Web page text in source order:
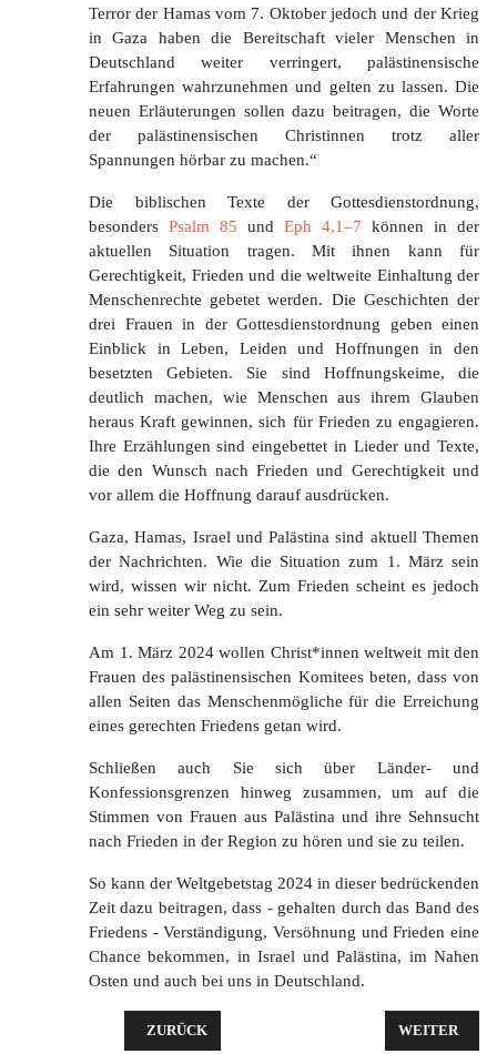
Terror der Hamas vom 7. Oktober jedoch und der Krieg
in Gaza haben die Bereitschaft vieler Menschen in
Deutschland weiter verringert, palästinensische
Erfahrungen wahrzunehmen und gelten zu lassen. Die
neuen Erläuterungen sollen dazu beitragen, die Worte
der palästinensischen Christinnen trotz aller
Spannungen hörbar zu machen.“
Die biblischen Texte der Gottesdienstordnung,
besonders Psalm 85 und Eph 4,1–7 können in der
aktuellen Situation tragen. Mit ihnen kann für
Gerechtigkeit, Frieden und die weltweite Einhaltung der
Menschenrechte gebetet werden. Die Geschichten der
drei Frauen in der Gottesdienstordnung geben einen
Einblick in Leben, Leiden und Hoffnungen in den
besetzten Gebieten. Sie sind Hoffnungskeime, die
deutlich machen, wie Menschen aus ihrem Glauben
heraus Kraft gewinnen, sich für Frieden zu engagieren.
Ihre Erzählungen sind eingebettet in Lieder und Texte,
die den Wunsch nach Frieden und Gerechtigkeit und
vor allem die Hoffnung darauf ausdrücken.
Gaza, Hamas, Israel und Palästina sind aktuell Themen
der Nachrichten. Wie die Situation zum 1. März sein
wird, wissen wir nicht. Zum Frieden scheint es jedoch
ein sehr weiter Weg zu sein.
Am 1. März 2024 wollen Christ*innen weltweit mit den
Frauen des palästinensischen Komitees beten, dass von
allen Seiten das Menschenmögliche für die Erreichung
eines gerechten Friedens getan wird.
Schließen auch Sie sich über Länder- und
Konfessionsgrenzen hinweg zusammen, um auf die
Stimmen von Frauen aus Palästina und ihre Sehnsucht
nach Frieden in der Region zu hören und sie zu teilen.
So kann der Weltgebetstag 2024 in dieser bedrückenden
Zeit dazu beitragen, dass - gehalten durch das Band des
Friedens - Verständigung, Versöhnung und Frieden eine
Chance bekommen, in Israel und Palästina, im Nahen
Osten und auch bei uns in Deutschland.
VORHERIGER BEITRAG: EINLADUNG ZUM
ZURÜCK NÄCHSTER
WEITER